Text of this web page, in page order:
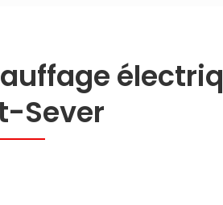
Sever